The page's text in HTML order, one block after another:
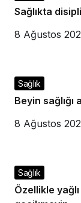
Sağlıkta
8 Ağustos
Sağlık
Beyin sağlığı
8 Ağustos
Sağlık
Özellikle